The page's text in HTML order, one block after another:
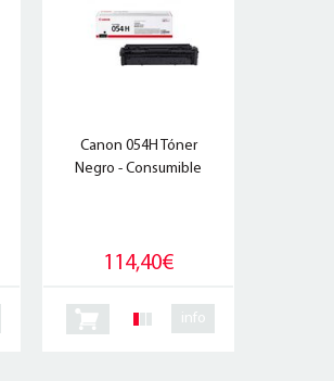
Canon 054H Tóner
Negro - Consumible
114,40€
info